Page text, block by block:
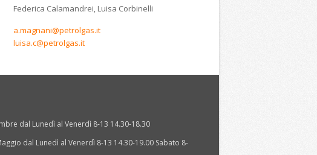
Federica Calamandrei, Luisa Corbinelli
a.magnani@petrolgas.it
luisa.c@petrolgas.it
dal Lunedì al Venerdì 8-13 14.30-18.30
dal Lunedì al Venerdì 8-13 14.30-19.00 Sabato 8-